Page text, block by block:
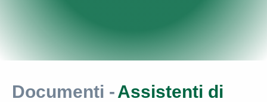
Documenti -Assistenti di